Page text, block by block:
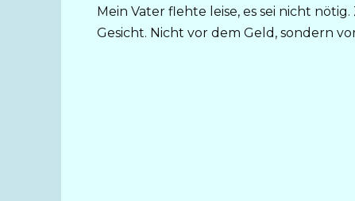
Mein Vater flehte leise, es sei nicht
Gesicht. Nicht vor dem Geld, sondern